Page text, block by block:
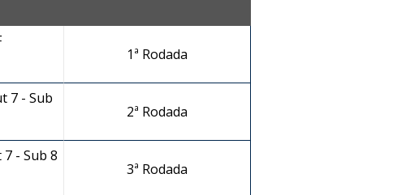
1ª Rodada
7 - Sub
2ª Rodada
7 - Sub 8
3ª Rodada